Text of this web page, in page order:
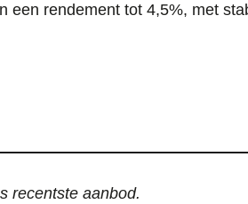
een rendement tot 4,5%, met
recentste aanbod.